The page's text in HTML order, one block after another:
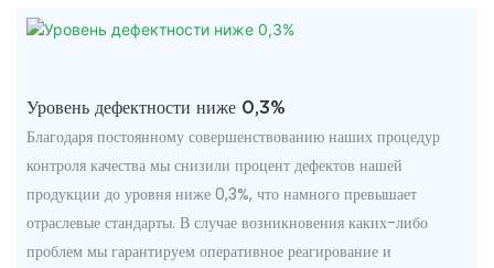
Уровень дефектности ниже 0,3%
Благодаря постоянному совершенствованию наших процедур
контроля качества мы снизили процент дефектов нашей
продукции до уровня ниже 0,3%, что намного превышает
отраслевые стандарты. В случае возникновения каких-либо
проблем мы гарантируем оперативное реагирование и